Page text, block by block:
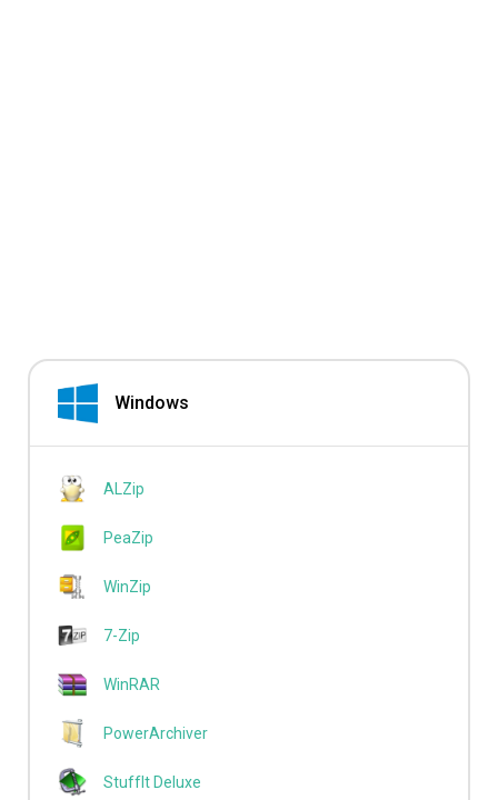
Windows
ALZip
PeaZip
WinZip
7-Zip
WinRAR
PowerArchiver
StuffIt Deluxe